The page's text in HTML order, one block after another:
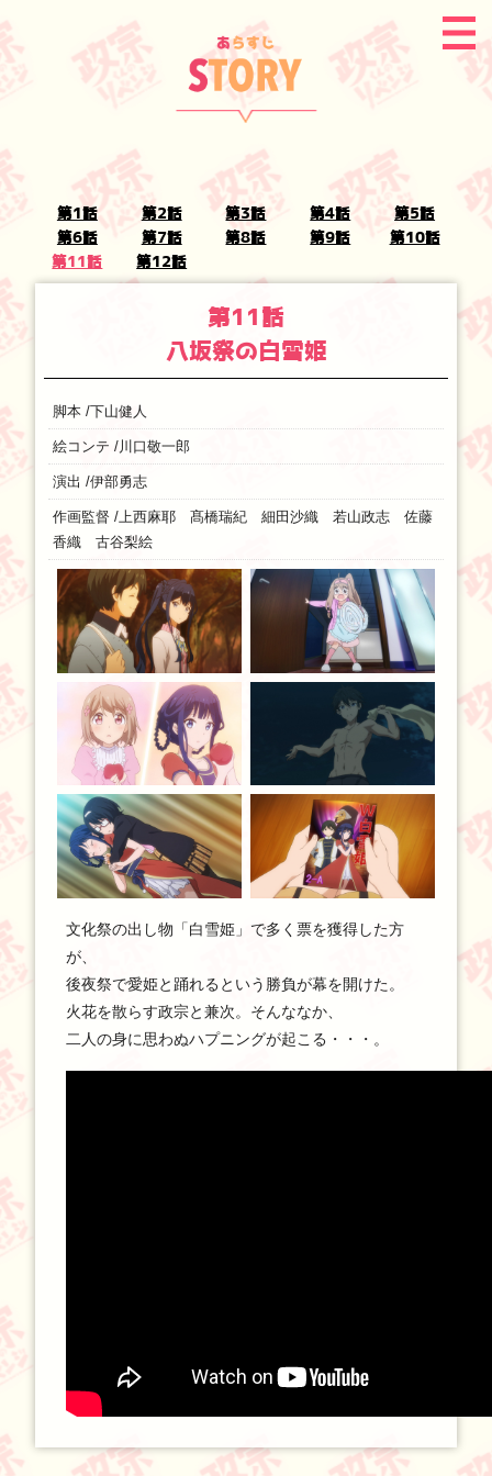
第1話 第2話 第3話 第4話
第5話
第6話
第7話 第8話 第9話
第10話
第11話
第12話
第11話
八坂祭の白雪姫
脚本 /下山健人
絵コンテ /川口敬一郎
演出 /伊部勇志
作画監督 /上西麻耶 髙橋瑞紀 細田沙織 若山政志 佐藤
香織 古谷梨絵
文化祭の出し物「白雪姫」で多く票を獲得した方
が、
後夜祭で愛姫と踊れるという勝負が幕を開けた。
火花を散らす政宗と兼次。そんななか、
二人の身に思わぬハプニングが起こる・・・。